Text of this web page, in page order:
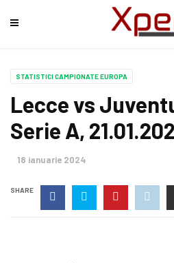
STATISTICI CAMPIONATE EUROPA
Lecce vs
Serie A,
18 ianuarie 2024
SHARE